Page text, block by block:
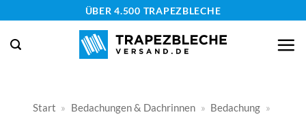
springen
ÜBER 4.500 TRAPEZBLECHE
Start » Bedachungen & Dachrinnen » Bedachung »